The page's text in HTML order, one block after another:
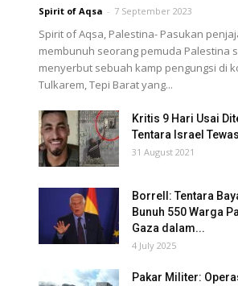
Spirit of Aqsa - 7 September 2023
Spirit of Aqsa, Palestina- Pasukan
membunuh seorang pemuda Palestina
menyerbut sebuah kamp pengungsi di
Tulkarem, Tepi Barat yang...
Kritis 9 Hari Usai
Tentara Israel Tewas
31 August 2021
Borrell: Tentara
Bunuh 550 Warga
Gaza dalam...
4 July 2025
Pakar Militer: